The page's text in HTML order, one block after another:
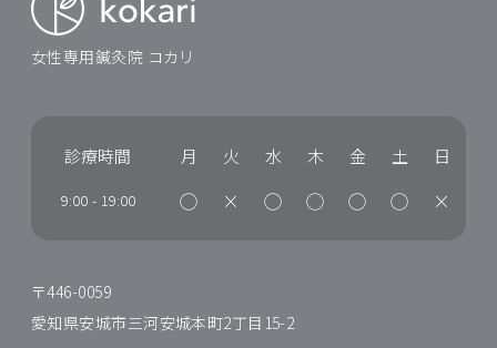
女性専用鍼灸院 コカリ
診療時間 月 火 水 木 金 土 日
9:00 - 19:00 ◯ × ◯ ◯ ◯ ◯ ×
〒446-0059
愛知県安城市三河安城本町2丁目15-2